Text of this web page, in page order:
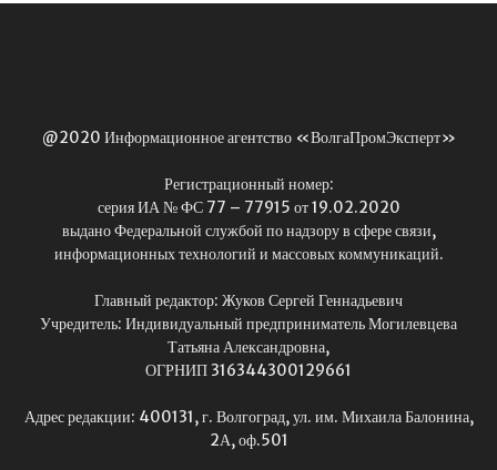
@2020 Информационное агентство «ВолгаПромЭксперт»
Регистрационный номер:
серия ИА № ФС 77 – 77915 от 19.02.2020
выдано Федеральной службой по надзору в сфере связи,
информационных технологий и массовых коммуникаций.
Главный редактор: Жуков Сергей Геннадьевич
Учредитель: Индивидуальный предприниматель Могилевцева
Татьяна Александровна,
ОГРНИП 316344300129661
Адрес редакции: 400131, г. Волгоград, ул. им. Михаила Балонина,
2А, оф.501